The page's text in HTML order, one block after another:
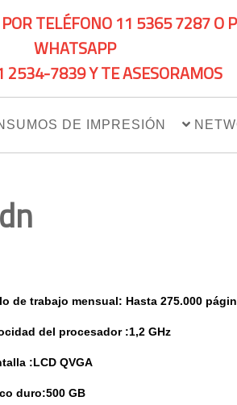
TELÉFONO 11 5365 7287 O
WHATSAPP
7839 Y TE ASESORAMOS
DE IMPRESIÓN
de trabajo mensual: Hasta 275.000
del procesador :1,2 GHz
:LCD QVGA
duro:500 GB